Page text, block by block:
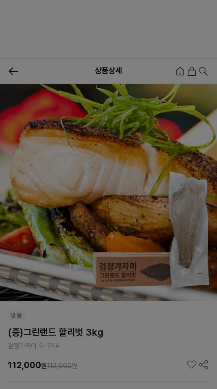
이벤트메뉴쇼핑사업자등업신청
상품상세
(중)그린랜드 할리벗 3kg
검정가자미 5~7EA
112,000원112,000원